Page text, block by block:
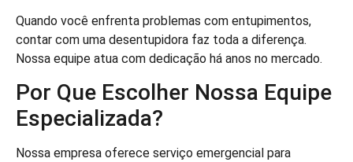
Quando você enfrenta problemas com entupimentos,
contar com uma desentupidora faz toda a diferença.
Nossa equipe atua com dedicação há anos no mercado.
Por Que Escolher Nossa Equipe
Especializada?
Nossa empresa oferece serviço emergencial para